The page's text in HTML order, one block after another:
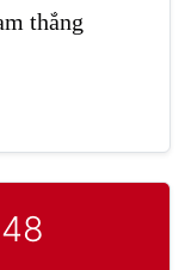
thắng